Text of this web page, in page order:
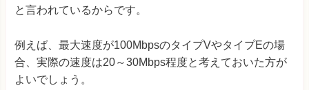
と言われているからです。
例えば、最大速度が100MbpsのタイプVやタイプEの場
合、実際の速度は20～30Mbps程度と考えておいた方が
よいでしょう。